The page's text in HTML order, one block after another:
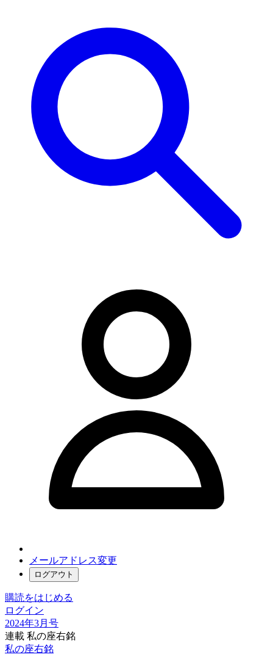
メールアドレス変更
ログアウト
購読をはじめる
ログイン
2024年3月号
連載 私の座右銘
私の座右銘